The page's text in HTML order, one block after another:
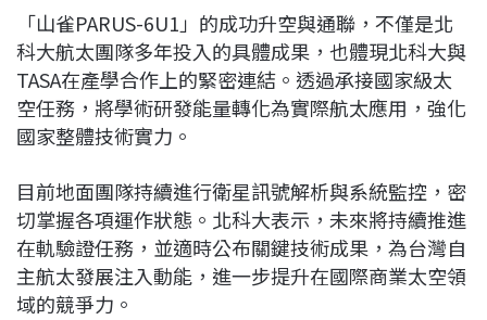
「山雀PARUS-6U1」的成功升空與通聯，不僅是北
科大航太團隊多年投入的具體成果，也體現北科大與
TASA在產學合作上的緊密連結。透過承接國家級太
空任務，將學術研發能量轉化為實際航太應用，強化
國家整體技術實力。
目前地面團隊持續進行衛星訊號解析與系統監控，密
切掌握各項運作狀態。北科大表示，未來將持續推進
在軌驗證任務，並適時公布關鍵技術成果，為台灣自
主航太發展注入動能，進一步提升在國際商業太空領
域的競爭力。